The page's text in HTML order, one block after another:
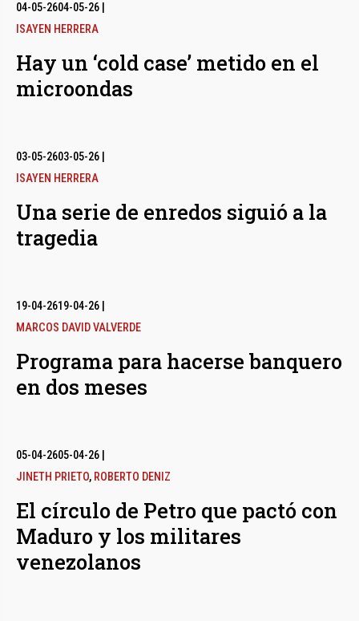
04-05-2604-05-26
ISAYEN HERRERA
Hay un ‘cold case’ metido en el
microondas
03-05-2603-05-26
ISAYEN HERRERA
Una serie de enredos siguió a la
tragedia
19-04-2619-04-26
MARCOS DAVID VALVERDE
Programa para hacerse banquero
en dos meses
05-04-2605-04-26
JINETH PRIETO, ROBERTO DENIZ
El círculo de Petro que pactó con
Maduro y los militares
venezolanos